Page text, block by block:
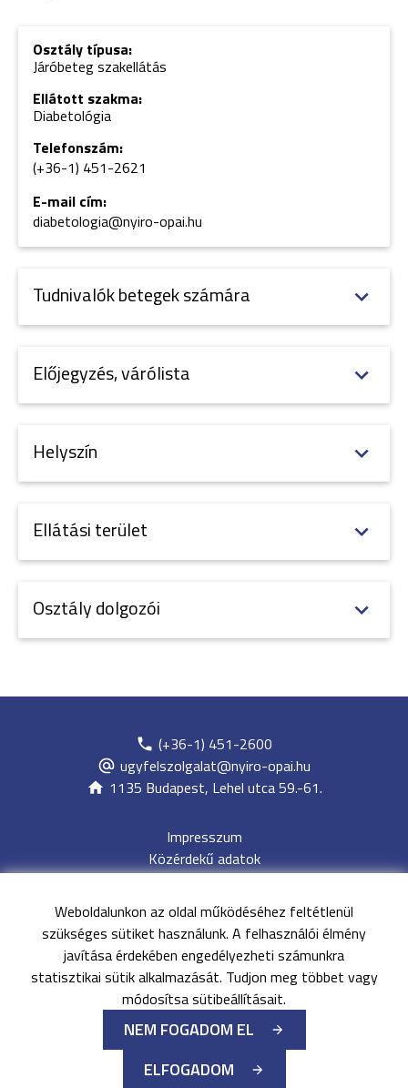
Weboldalunkon az oldal működéséhez feltétlenül
szükséges sütiket használunk. A felhasználói élmény
javítása érdekében engedélyezheti számunkra
statisztikai sütik alkalmazását. Tudjon meg többet vagy
módosítsa sütibeállításait.
NEM FOGADOM EL
ELFOGADOM
Osztály típusa:
Járóbeteg szakellátás
Ellátott szakma:
Diabetológia
Telefonszám:
(+36-1) 451-2621
E-mail cím:
diabetologia@nyiro-opai.hu
Tudnivalók betegek számára
Előjegyzés, várólista
Helyszín
Ellátási terület
Osztály dolgozói
(+36-1) 451-2600
ugyfelszolgalat@nyiro-opai.hu
1135 Budapest, Lehel utca 59.-61.
Impresszum
Közérdekű adatok
Adatvédelem
Jogi nyilatkozat
Archívum
Akadálymentesítési nyilatkozat
Oldaltérkép
EESZT
Minden jog fenntartva
Nyírő Gyula Országos Pszichiátriai
és Addiktológiai Intézet-